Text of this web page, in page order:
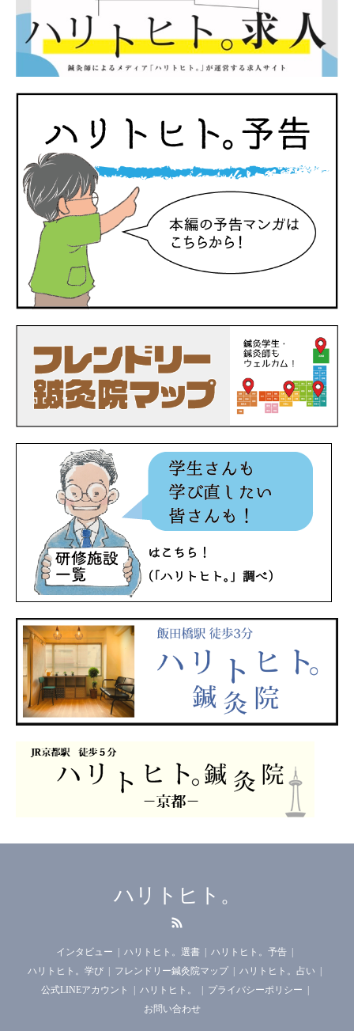
ハリトヒト。
インタビュー ハリトヒト。選書
ハリトヒト。予告
ハリトヒト。学び
フレンドリー鍼灸院マップ
ハリトヒト。占い
公式LINEアカウント
ハリトヒト。
プライバシーポリシー
お問い合わせ